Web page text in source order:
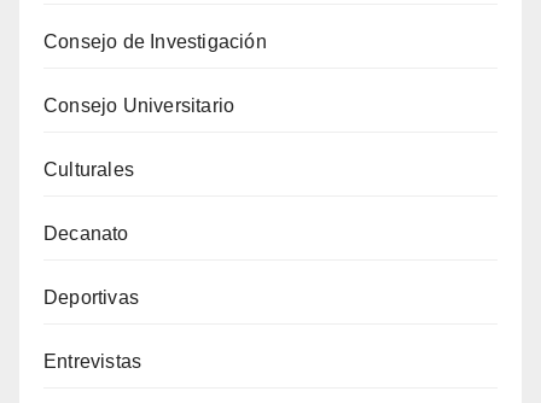
Consejo de Investigación
Consejo Universitario
Culturales
Decanato
Deportivas
Entrevistas